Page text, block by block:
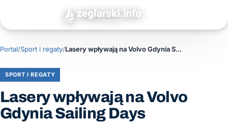
Portal/Sport i regaty/ Lasery wpływają na Volvo Gdynia Sailing Days
SPORT I REGATY
Lasery wpływają na Volvo
Gdynia Sailing Days